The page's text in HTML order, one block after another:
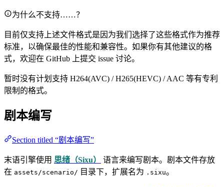
为什么不支持……？
目前仅支持上述文件格式是因为我们选择了这些格式作为推荐
标准，以确保最佳的性能和兼容性。如果你有其他建议的格
式，欢迎在 GitHub 上提交 issue 讨论。
暂时没有计划支持 H264(AVC) / H265(HEVC) / AAC 等有专利
限制的格式。
剧本编写
Section titled “剧本编写”
末语引擎使用 思绪（Sixu）
语言来编写剧本。剧本文件存放
在 assets/scenario/ 目录下，扩展名为 .sixu。